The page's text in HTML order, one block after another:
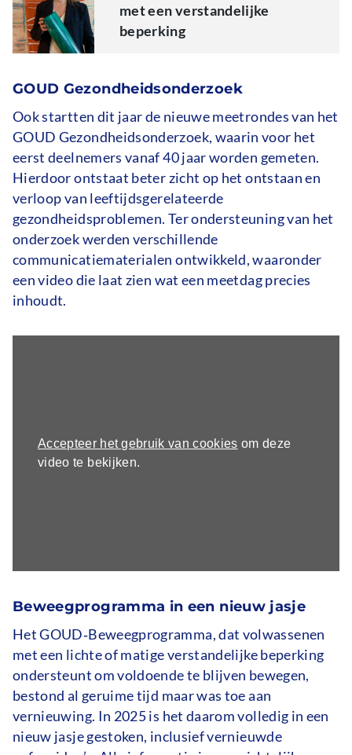
met een verstandelijke
beperking
GOUD Gezondheidsonderzoek
Ook startten dit jaar de nieuwe meetrondes van het
GOUD Gezondheidsonderzoek, waarin voor het
eerst deelnemers vanaf 40 jaar worden gemeten.
Hierdoor ontstaat beter zicht op het ontstaan en
verloop van leeftijdsgerelateerde
gezondheidsproblemen. Ter ondersteuning van het
onderzoek werden verschillende
communicatiematerialen ontwikkeld, waaronder
een video die laat zien wat een meetdag precies
inhoudt.
sWB1pRnHT
Accepteer het gebruik van cookies om deze
video te bekijken.
Beweegprogramma in een nieuw jasje
Het GOUD‑Beweegprogramma, dat volwassenen
met een lichte of matige verstandelijke beperking
ondersteunt om voldoende te blijven bewegen,
bestond al geruime tijd maar was toe aan
vernieuwing. In 2025 is het daarom volledig in een
nieuw jasje gestoken, inclusief vernieuwde